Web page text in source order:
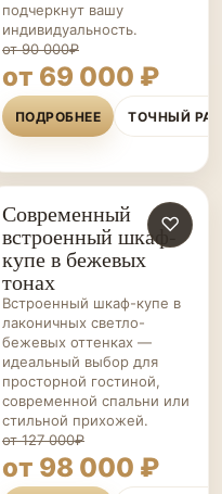
подчеркнут вашу
индивидуальность.
от 90 000₽
от 69 000 ₽
ПОДРОБНЕЕ ТОЧНЫЙ
ШКАФЫ-
КУПЕ НА ЗАКАЗ
♡
Современный
встроенный шкаф-
купе в бежевых
тонах
Встроенный шкаф-купе в
лаконичных светло-
бежевых оттенках —
идеальный выбор для
просторной гостиной,
современной спальни или
стильной прихожей.
от 127 000₽
от 98 000 ₽